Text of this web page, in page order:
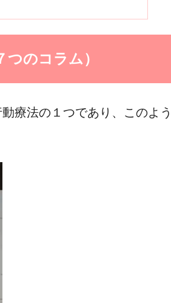
のコラム）
療法の１つであり、このよ